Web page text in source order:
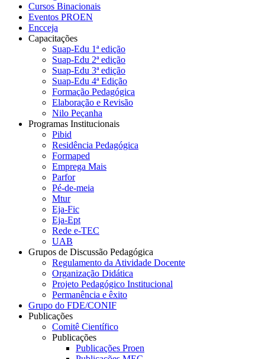
Cursos Binacionais
Eventos PROEN
Encceja
Capacitações
Suap-Edu 1ª edição
Suap-Edu 2ª edição
Suap-Edu 3ª edição
Suap-Edu 4ª Edição
Formação Pedagógica
Elaboração e Revisão
Nilo Peçanha
Programas Institucionais
Pibid
Residência Pedagógica
Formaped
Emprega Mais
Parfor
Pé-de-meia
Mtur
Eja-Fic
Eja-Ept
Rede e-TEC
UAB
Grupos de Discussão Pedagógica
Regulamento da Atividade Docente
Organização Didática
Projeto Pedagógico Institucional
Permanência e êxito
Grupo do FDE/CONIF
Publicações
Comitê Científico
Publicações
Publicações Proen